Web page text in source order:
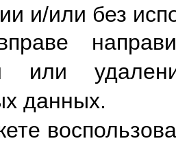
и/или без
или
данных.